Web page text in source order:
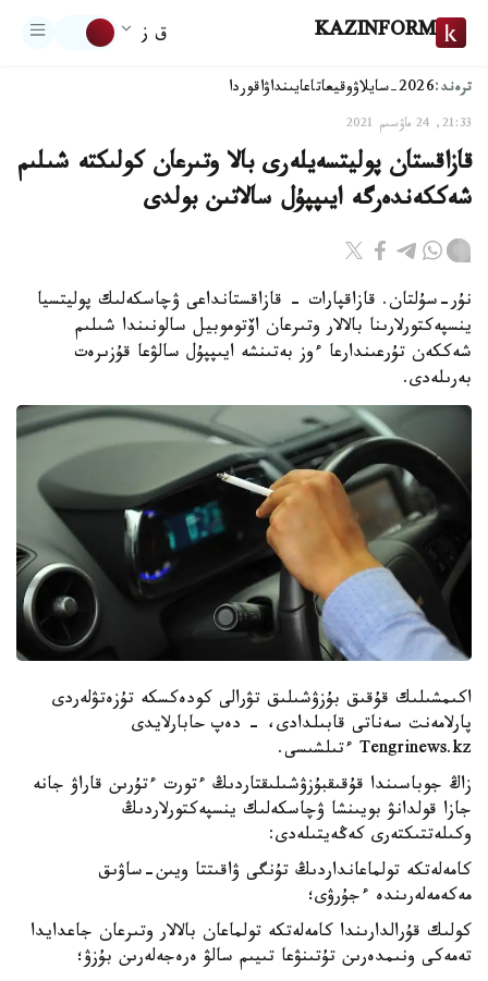
KAZINFORM ق ز
ترەند:2026-سايلاۋ وقيعاتاعايىنداۋاقوردا
21:33, 24 ماۋسىم 2021
قازاقستان پوليتسەيلەرى بالا وتىرعان كولىكتە شىلىم
شەككەندەرگە ايىپپۇل سالاتىن بولدى
نۇر-سۇلتان. قازاقپارات - قازاقستانداعى ۋچاسكەلىك پوليتسيا
ينسپەكتورلارىنا بالالار وتىرعان اۆتوموبيل سالونىندا شىلىم
شەككەن تۇرعىندارعا ءوز بەتىنشە ايىپپۇل سالۋعا قۇزىرەت
بەرىلەدى.
اكىمشىلىك قۇقىق بۇزۋشىلىق تۋرالى كودەكسكە تۇزەتۋلەردى
پارلامەنت سەناتى قابىلدادى، - دەپ حابارلايدى
Tengrinews.kz ءتىلشىسى.
زاڭ جوباسىندا قۇقىقبۇزۋشىلىقتاردىڭ ءتورت ءتۇرىن قاراۋ جانە
جازا قولدانۋ بويىنشا ۋچاسكەلىك ينسپەكتورلاردىڭ
وكىلەتتىكتەرى كەڭەيتىلەدى:
كامەلەتكە تولماعانداردىڭ تۇنگى ۋاقىتتا ويىن-ساۋىق
مەكەمەلەرىندە ءجۇرۋى؛
كولىك قۇرالدارىندا كامەلەتكە تولماعان بالالار وتىرعان جاعدايدا
تەمەكى ونىمدەرىن تۇتىنۋعا تىيىم سالۋ ەرەجەلەرىن بۇزۋ؛